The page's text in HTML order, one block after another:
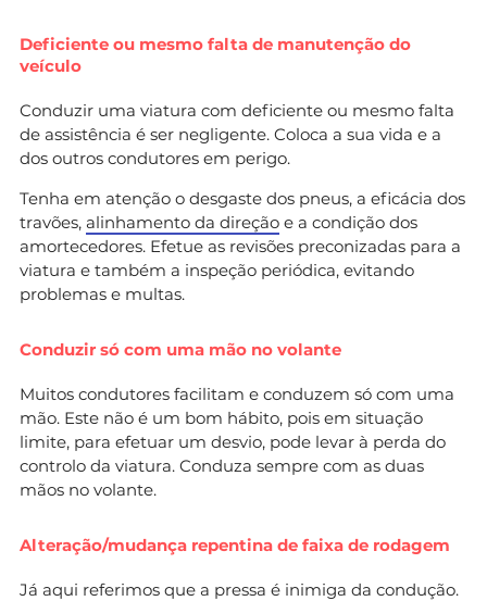
Deficiente ou mesmo falta de manutenção do
veículo
Conduzir uma viatura com deficiente ou mesmo falta
de assistência é ser negligente. Coloca a sua vida e a
dos outros condutores em perigo.
Tenha em atenção o desgaste dos pneus, a eficácia dos
travões, alinhamento da direção e a condição dos
amortecedores. Efetue as revisões preconizadas para a
viatura e também a inspeção periódica, evitando
problemas e multas.
Conduzir só com uma mão no volante
Muitos condutores facilitam e conduzem só com uma
mão. Este não é um bom hábito, pois em situação
limite, para efetuar um desvio, pode levar à perda do
controlo da viatura. Conduza sempre com as duas
mãos no volante.
Alteração/mudança repentina de faixa de rodagem
Já aqui referimos que a pressa é inimiga da condução.